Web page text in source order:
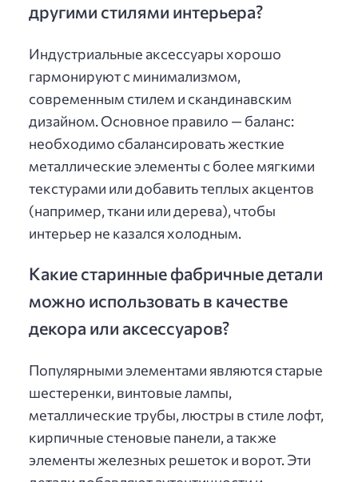
другими стилями интерьера?
Индустриальные аксессуары хорошо
гармонируют с минимализмом,
современным стилем и скандинавским
дизайном. Основное правило — баланс:
необходимо сбалансировать жесткие
металлические элементы с более мягкими
текстурами или добавить теплых акцентов
(например, ткани или дерева), чтобы
интерьер не казался холодным.
Какие старинные фабричные детали
можно использовать в качестве
декора или аксессуаров?
Популярными элементами являются старые
шестеренки, винтовые лампы,
металлические трубы, люстры в стиле лофт,
кирпичные стеновые панели, а также
элементы железных решеток и ворот. Эти